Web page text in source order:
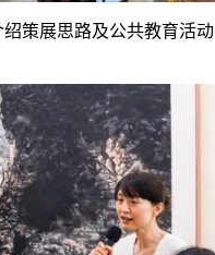
策展思路及公共教育活动